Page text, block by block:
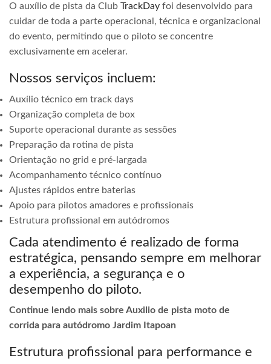
O auxílio de pista da Club TrackDay foi desenvolvido para
cuidar de toda a parte operacional, técnica e organizacional
do evento, permitindo que o piloto se concentre
exclusivamente em acelerar.
Nossos serviços incluem:
Auxílio técnico em track days
Organização completa de box
Suporte operacional durante as sessões
Preparação da rotina de pista
Orientação no grid e pré-largada
Acompanhamento técnico contínuo
Ajustes rápidos entre baterias
Apoio para pilotos amadores e profissionais
Estrutura profissional em autódromos
Cada atendimento é realizado de forma
estratégica, pensando sempre em melhorar
a experiência, a segurança e o
desempenho do piloto.
Continue lendo mais sobre Auxilio de pista moto de
corrida para autódromo Jardim Itapoan
Estrutura profissional para performance e